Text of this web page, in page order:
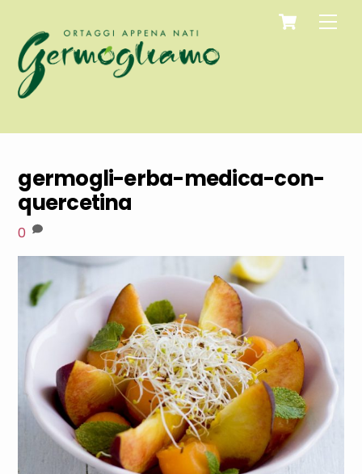
content
Cart
germogli-erba-medica-con-
quercetina
0